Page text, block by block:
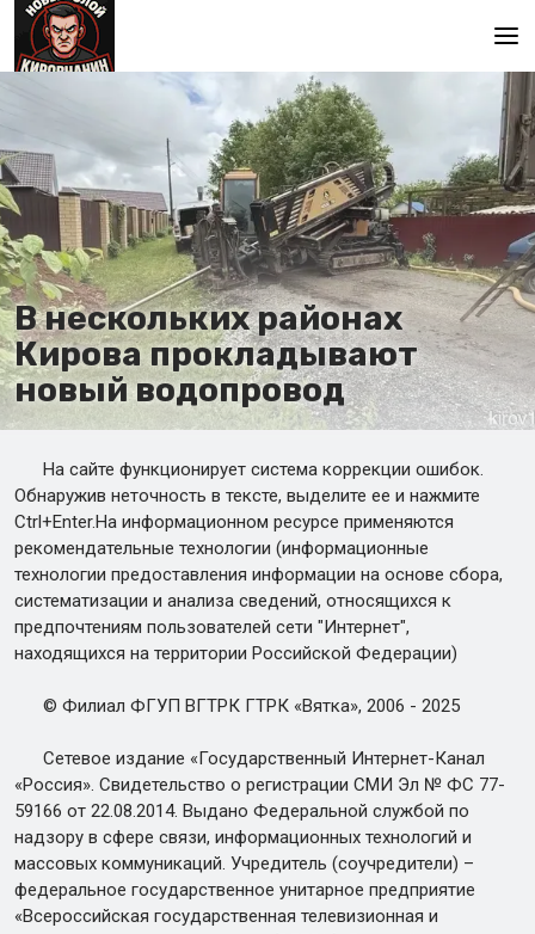
В нескольких районах
Кирова прокладывают
новый водопровод
На сайте функционирует система коррекции ошибок.
Обнаружив неточность в тексте, выделите ее и нажмите
Ctrl+Enter.На информационном ресурсе применяются
рекомендательные технологии (информационные
технологии предоставления информации на основе сбора,
систематизации и анализа сведений, относящихся к
предпочтениям пользователей сети "Интернет",
находящихся на территории Российской Федерации)
© Филиал ФГУП ВГТРК ГТРК «Вятка», 2006 - 2025
Сетевое издание «Государственный Интернет-Канал
«Россия». Свидетельство о регистрации СМИ Эл № ФС 77-
59166 от 22.08.2014. Выдано Федеральной службой по
надзору в сфере связи, информационных технологий и
массовых коммуникаций. Учредитель (соучредители) –
федеральное государственное унитарное предприятие
«Всероссийская государственная телевизионная и